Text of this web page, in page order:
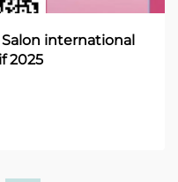
Salon international
2025